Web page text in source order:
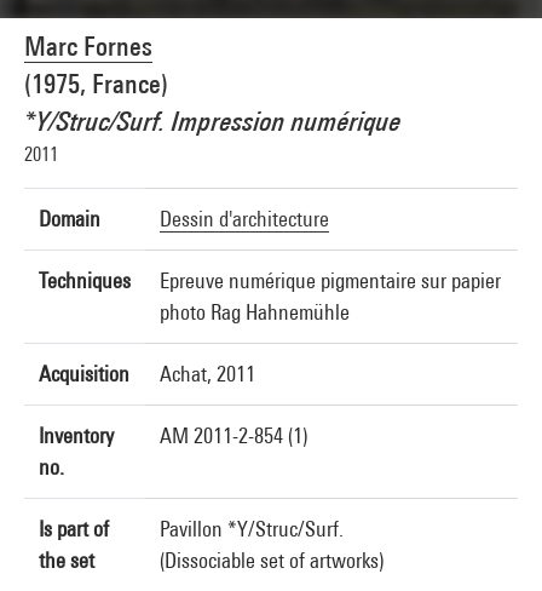
Marc Fornes
(1975, France)
*Y/Struc/Surf. Impression numérique
2011
Domain Dessin d'architecture
Techniques
Epreuve numérique pigmentaire sur papier
photo Rag Hahnemühle
Acquisition Achat, 2011
Inventory
no.
AM 2011-2-854 (1)
Is part of
the set
Pavillon *Y/Struc/Surf.
(Dissociable set of artworks)